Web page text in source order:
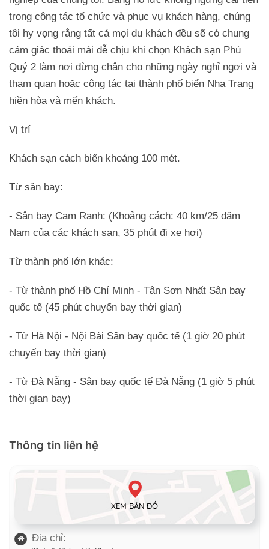
trong công tác tổ chức và phục vụ khách hàng, chúng
tôi hy vọng rằng tất cả mọi du khách đều sẽ có chung
cảm giác thoải mái dễ chịu khi chọn Khách sạn Phú
Quý 2 làm nơi dừng chân cho những ngày nghỉ ngơi và
tham quan hoặc công tác tại thành phố biển Nha Trang
hiền hòa và mến khách.
Vị trí
Khách sạn cách biển khoảng 100 mét.
Từ sân bay:
- Sân bay Cam Ranh: (Khoảng cách: 40 km/25 dặm
Nam của các khách sạn, 35 phút đi xe hơi)
Từ thành phố lớn khác:
- Từ thành phố Hồ Chí Minh - Tân Sơn Nhất Sân bay
quốc tế (45 phút chuyến bay thời gian)
- Từ Hà Nội - Nội Bài Sân bay quốc tế (1 giờ 20 phút
chuyến bay thời gian)
- Từ Đà Nẵng - Sân bay quốc tế Đà Nẵng (1 giờ 5 phút
thời gian bay)
Thông tin liên hệ
XEM BẢN ĐỒ
Địa chỉ: